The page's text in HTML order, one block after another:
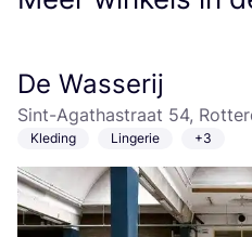
De Wasserij
Sint-Agathastraat 54,
Kleding Lingerie +3